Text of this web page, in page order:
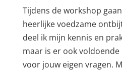
Tijdens de workshop
heerlijke voedzame
deel ik mijn kennis en
maar is er ook
voor jouw eigen vragen.